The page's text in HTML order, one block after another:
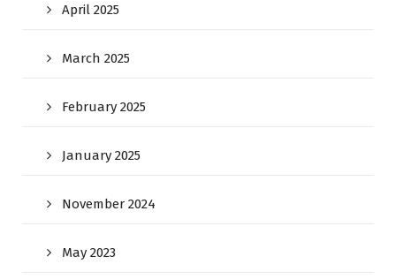
April 2025
March 2025
February 2025
January 2025
November 2024
May 2023